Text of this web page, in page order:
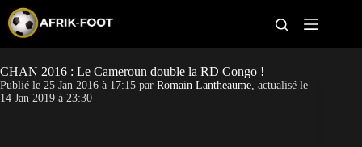
p
o
c
CAN féminine
CHAN 2016 : Le Cameroun double la RD Congo !
Publié le 25 Jan 2016 à 17:15 par Romain Lantheaume, actualisé le
14 Jan 2019 à 23:30